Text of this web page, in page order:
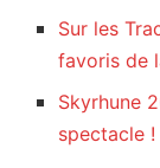
Sur les
favoris de
Skyrhune
spectacle !